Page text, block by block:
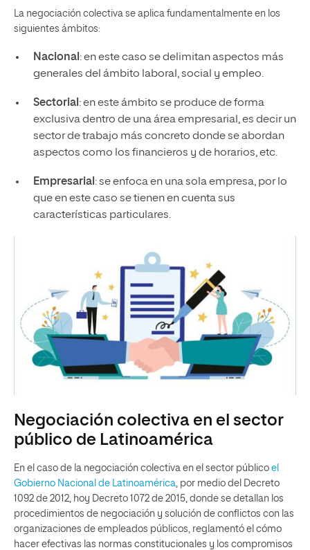
La negociación colectiva se aplica fundamentalmente en los
siguientes ámbitos:
Nacional : en este caso se delimitan aspectos más
generales del ámbito laboral, social y empleo.
Sectorial : en este ámbito se produce de forma
exclusiva dentro de una área empresarial, es decir un
sector de trabajo más concreto donde se abordan
aspectos como los financieros y de horarios, etc.
Empresarial : se enfoca en una sola empresa, por lo
que en este caso se tienen en cuenta sus
características particulares.
Negociación colectiva en el sector
público de Latinoamérica
En el caso de la negociación colectiva en el sector público el
Gobierno Nacional de Latinoamérica , por medio del Decreto
1092 de 2012, hoy Decreto 1072 de 2015, donde se detallan los
procedimientos de negociación y solución de conflictos con las
organizaciones de empleados públicos, reglamentó el cómo
hacer efectivas las normas constitucionales y los compromisos